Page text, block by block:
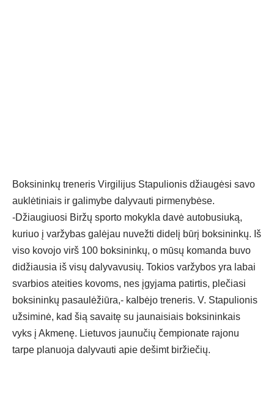
Boksininkų treneris Virgilijus Stapulionis džiaugėsi savo
auklėtiniais ir galimybe dalyvauti pirmenybėse.
-Džiaugiuosi Biržų sporto mokykla davė autobusiuką,
kuriuo į varžybas galėjau nuvežti didelį būrį boksininkų. Iš
viso kovojo virš 100 boksininkų, o mūsų komanda buvo
didžiausia iš visų dalyvavusių. Tokios varžybos yra labai
svarbios ateities kovoms, nes įgyjama patirtis, plečiasi
boksininkų pasaulėžiūra,- kalbėjo treneris. V. Stapulionis
užsiminė, kad šią savaitę su jaunaisiais boksininkais
vyks į Akmenę. Lietuvos jaunučių čempionate rajonu
tarpe planuoja dalyvauti apie dešimt biržiečių.